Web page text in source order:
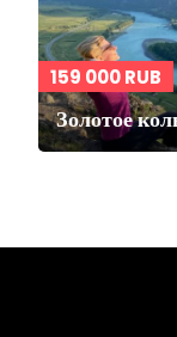
159 000 RUB
Золотое